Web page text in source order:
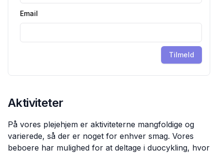
Email
Tilmeld
Aktiviteter
På vores plejehjem er aktiviteterne mangfoldige og
varierede, så der er noget for enhver smag. Vores
beboere har mulighed for at deltage i duocykling, hvor